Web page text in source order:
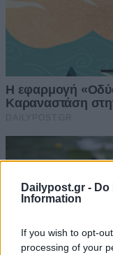
Dailypost.gr - Do
Information
If you wish to opt-
processing of your